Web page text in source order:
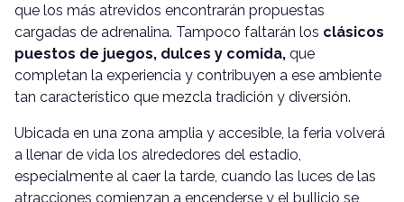
que los más atrevidos encontrarán propuestas
cargadas de adrenalina. Tampoco faltarán los clásicos
puestos de juegos, dulces y comida, que
completan la experiencia y contribuyen a ese ambiente
tan característico que mezcla tradición y diversión.
Ubicada en una zona amplia y accesible, la feria volverá
a llenar de vida los alrededores del estadio,
especialmente al caer la tarde, cuando las luces de las
atracciones comienzan a encenderse y el bullicio se